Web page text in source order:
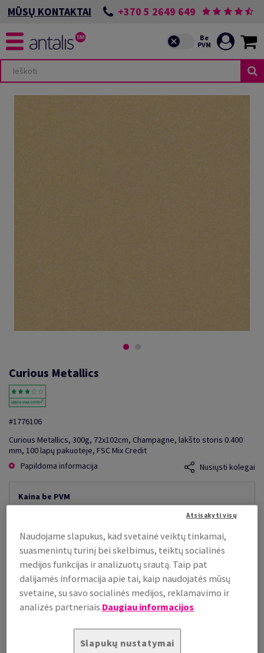
MŪSŲ KONTAKTAI +370 5 2649 649
Curious Metallics
#1776106
Curious Metallics, 300g, 72x102cm, Champagne, lakšto storis 0.400
mm, 100 lapų pakuotėje, FSC Mix Credit
Papildoma informacija
Nusiųsti kolegai
Kaina be PVM
3 660,85 € 10,00% nuolaida
už 1 000 lap.
(220 kg )
PALAIKOMA SANDĖLYJE
Kiekių palyginimas
lap.
Naudojame slapukus, kad svetainė veiktų tinkamai,
suasmenintų turinį bei skelbimus, teiktų socialinės
medijos funkcijas ir analizuotų srautą. Taip pat
dalijamės informacija apie tai, kaip naudojatės mūsų
svetaine, su savo socialinės medijos, reklamavimo ir
analizės partneriais.Daugiau informacijos
Slapukų nustatymai
Atsisakyti visų